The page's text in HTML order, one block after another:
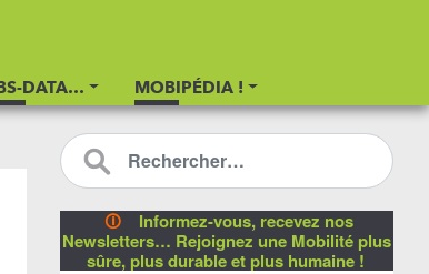
DATA… MOBIPÉDIA !
🛈
Informez-vous, recevez nos
Newsletters… Rejoignez une Mobilité plus
sûre, plus durable et plus humaine !